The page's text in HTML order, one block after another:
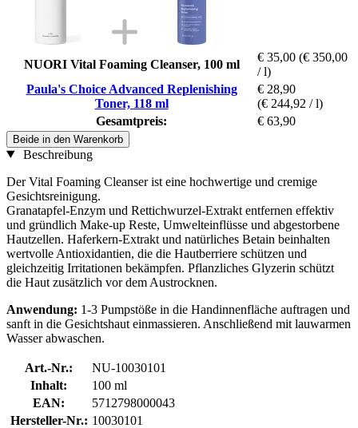
NUORI Vital Foaming Cleanser, 100 ml
€ 35,00 (€ 350,00
/ l)
Paula's Choice Advanced Replenishing
Toner, 118 ml
€ 28,90
(€ 244,92 / l)
Gesamtpreis:
€ 63,90
Beide in den Warenkorb
Beschreibung
Der Vital Foaming Cleanser ist eine hochwertige und cremige
Gesichtsreinigung.
Granatapfel-Enzym und Rettichwurzel-Extrakt entfernen effektiv
und gründlich Make-up Reste, Umwelteinflüsse und abgestorbene
Hautzellen. Haferkern-Extrakt und natürliches Betain beinhalten
wertvolle Antioxidantien, die die Hautberriere schützen und
gleichzeitig Irritationen bekämpfen. Pflanzliches Glyzerin schützt
die Haut zusätzlich vor dem Austrocknen.
Anwendung: 1-3 Pumpstöße in die Handinnenfläche auftragen und
sanft in die Gesichtshaut einmassieren. Anschließend mit lauwarmen
Wasser abwaschen.
Art.-Nr.:
NU-10030101
Inhalt:
100 ml
EAN:
5712798000043
Hersteller-Nr.: 10030101